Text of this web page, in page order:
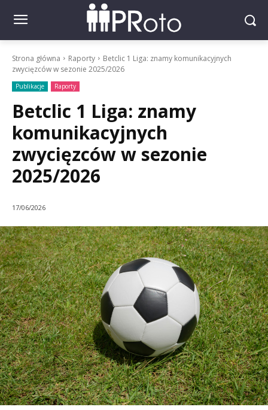
Strona główna Raporty
Betclic 1 Liga: znamy komunikacyjnych
zwycięzców w sezonie 2025/2026
Publikacje Raporty
Betclic 1 Liga: znamy
komunikacyjnych
zwycięzców w sezonie
2025/2026
17/06/2026